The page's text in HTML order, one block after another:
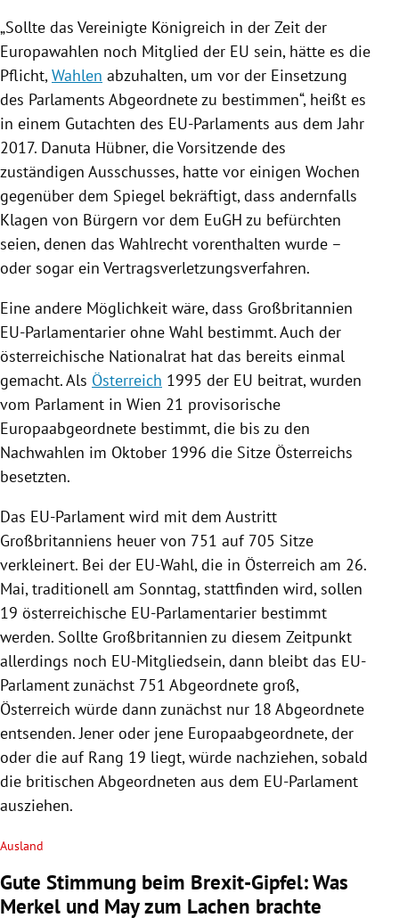
„Sollte das Vereinigte Königreich in der Zeit der
Europawahlen noch Mitglied der EU sein, hätte es die
Pflicht, Wahlen abzuhalten, um vor der Einsetzung
des Parlaments Abgeordnete zu bestimmen“, heißt es
in einem Gutachten des EU-Parlaments aus dem Jahr
2017. Danuta Hübner, die Vorsitzende des
zuständigen Ausschusses, hatte vor einigen Wochen
gegenüber dem Spiegel bekräftigt, dass andernfalls
Klagen von Bürgern vor dem EuGH zu befürchten
seien, denen das Wahlrecht vorenthalten wurde –
oder sogar ein Vertragsverletzungsverfahren.
Eine andere Möglichkeit wäre, dass Großbritannien
EU-Parlamentarier ohne Wahl bestimmt. Auch der
österreichische Nationalrat hat das bereits einmal
gemacht. Als Österreich 1995 der EU beitrat, wurden
vom Parlament in Wien 21 provisorische
Europaabgeordnete bestimmt, die bis zu den
Nachwahlen im Oktober 1996 die Sitze Österreichs
besetzten.
Das EU-Parlament wird mit dem Austritt
Großbritanniens heuer von 751 auf 705 Sitze
verkleinert. Bei der EU-Wahl, die in Österreich am 26.
Mai, traditionell am Sonntag, stattfinden wird, sollen
19 österreichische EU-Parlamentarier bestimmt
werden. Sollte Großbritannien zu diesem Zeitpunkt
allerdings noch EU-Mitgliedsein, dann bleibt das EU-
Parlamentzunächst 751 Abgeordnete groß,
Österreich würde dann zunächst nur 18 Abgeordnete
entsenden. Jener oder jene Europaabgeordnete, der
oder die auf Rang 19 liegt, würde nachziehen, sobald
die britischen Abgeordneten aus dem EU-Parlament
ausziehen.
Ausland
Gute Stimmung beim Brexit-Gipfel: Was
Merkel und May zum Lachen brachte